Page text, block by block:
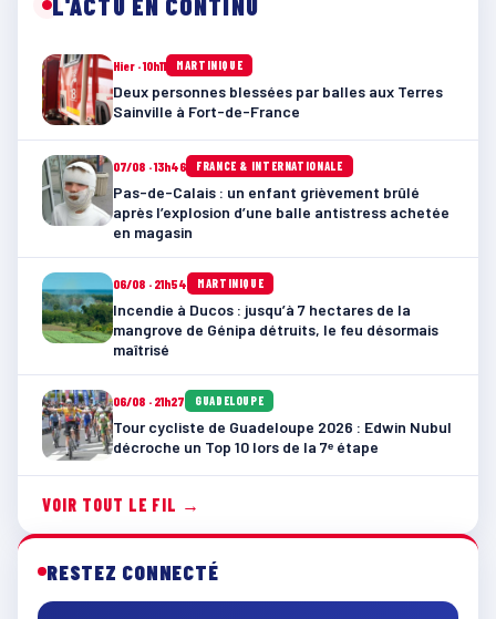
Hier · 10h11 MARTINIQUE
Deux personnes blessées par balles aux Terres
Sainville à Fort-de-France
07/08 · 13h46 FRANCE & INTERNATIONALE
Pas-de-Calais : un enfant grièvement brûlé
après l’explosion d’une balle antistress achetée
en magasin
06/08 · 21h54 MARTINIQUE
Incendie à Ducos : jusqu’à 7 hectares de la
mangrove de Génipa détruits, le feu désormais
maîtrisé
06/08 · 21h27 GUADELOUPE
Tour cycliste de Guadeloupe 2026 : Edwin Nubul
décroche un Top 10 lors de la 7ᵉ étape
VOIR TOUT LE FIL →
RESTEZ CONNECTÉ